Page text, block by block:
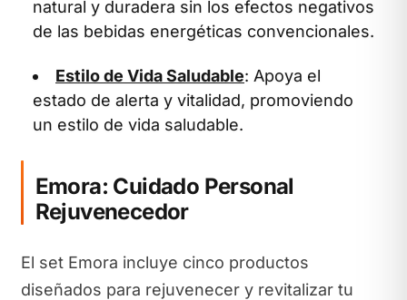
natural y duradera sin los efectos negativos
de las bebidas energéticas convencionales.
Estilo de Vida Saludable: Apoya el
estado de alerta y vitalidad, promoviendo
un estilo de vida saludable.
Emora: Cuidado Personal
Rejuvenecedor
El set Emora incluye cinco productos
diseñados para rejuvenecer y revitalizar tu